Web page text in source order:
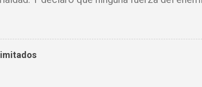
purifique todo a mi alrededor. Por el
paz. Declaro mi mente libre, mi cuerpo
había temor, hoy hay fe. Donde había